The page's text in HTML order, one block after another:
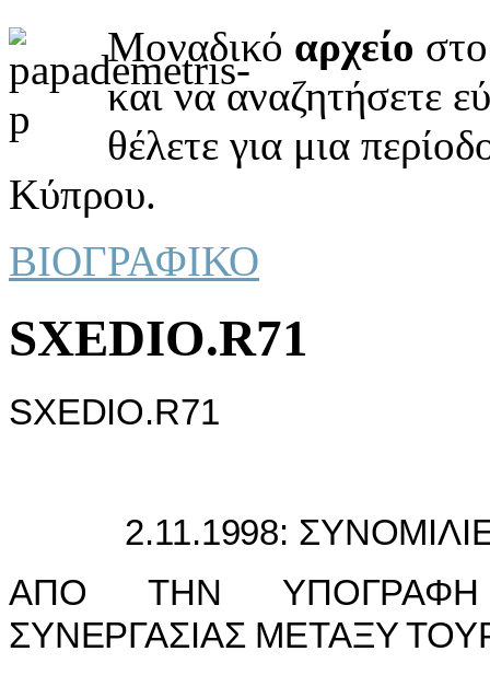
Μοναδικό αρχείο
και να αναζητήσετε
θέλετε για μια
Κύπρου.
ΒΙΟΓΡΑΦΙΚΟ
SXEDIO.R71
SXEDIO.R71
2.11.1998:
ΑΠΟ ΤΗΝ ΥΠΟΓΡΑΦΗ
ΣΥΝΕΡΓΑΣIΑΣ ΜΕΤΑΞΥ